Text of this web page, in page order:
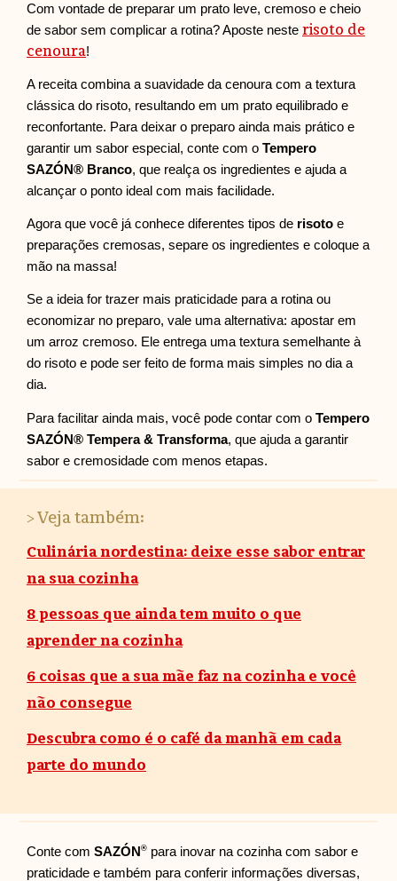
Com vontade de preparar um prato leve, cremoso e cheio
de sabor sem complicar a rotina? Aposte neste risoto de
cenoura!
A receita combina a suavidade da cenoura com a textura
clássica do risoto, resultando em um prato equilibrado e
reconfortante. Para deixar o preparo ainda mais prático e
garantir um sabor especial, conte com o Tempero
SAZÓN® Branco, que realça os ingredientes e ajuda a
alcançar o ponto ideal com mais facilidade.
Agora que você já conhece diferentes tipos de risoto e
preparações cremosas, separe os ingredientes e coloque a
mão na massa!
Se a ideia for trazer mais praticidade para a rotina ou
economizar no preparo, vale uma alternativa: apostar em
um arroz cremoso. Ele entrega uma textura semelhante à
do risoto e pode ser feito de forma mais simples no dia a
dia.
Para facilitar ainda mais, você pode contar com o Tempero
SAZÓN® Tempera& Transforma, que ajuda a garantir
sabor e cremosidade com menos etapas.
> Veja também:
Culinária nordestina: deixe esse sabor entrar
na sua cozinha
8 pessoas que ainda tem muito o que
aprender na cozinha
6 coisas que a sua mãe faz na cozinha e você
não consegue
Descubra como é o café da manhã em cada
parte do mundo
Conte com SAZÓN ® para inovar na cozinha com sabor e
praticidade e também para conferir informações diversas,